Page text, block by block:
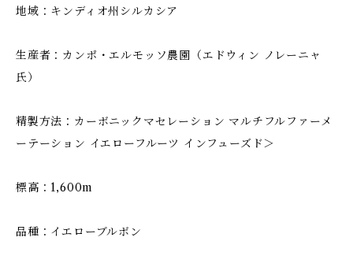
地域：キンディオ州シルカシア
生産者：カンポ・エルモッソ農園（エドウィン ノレーニャ
氏）
精製方法：カーボニックマセレーション マルチフルファーメ
ーテーション イエローフルーツ インフューズド＞
標高：1,600m
品種：イエローブルボン